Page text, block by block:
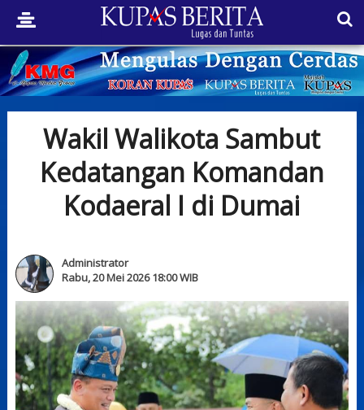
Wakil Walikota Sambut
Kedatangan Komandan
Kodaeral I di Dumai
Administrator
Rabu, 20 Mei 2026 18:00 WIB